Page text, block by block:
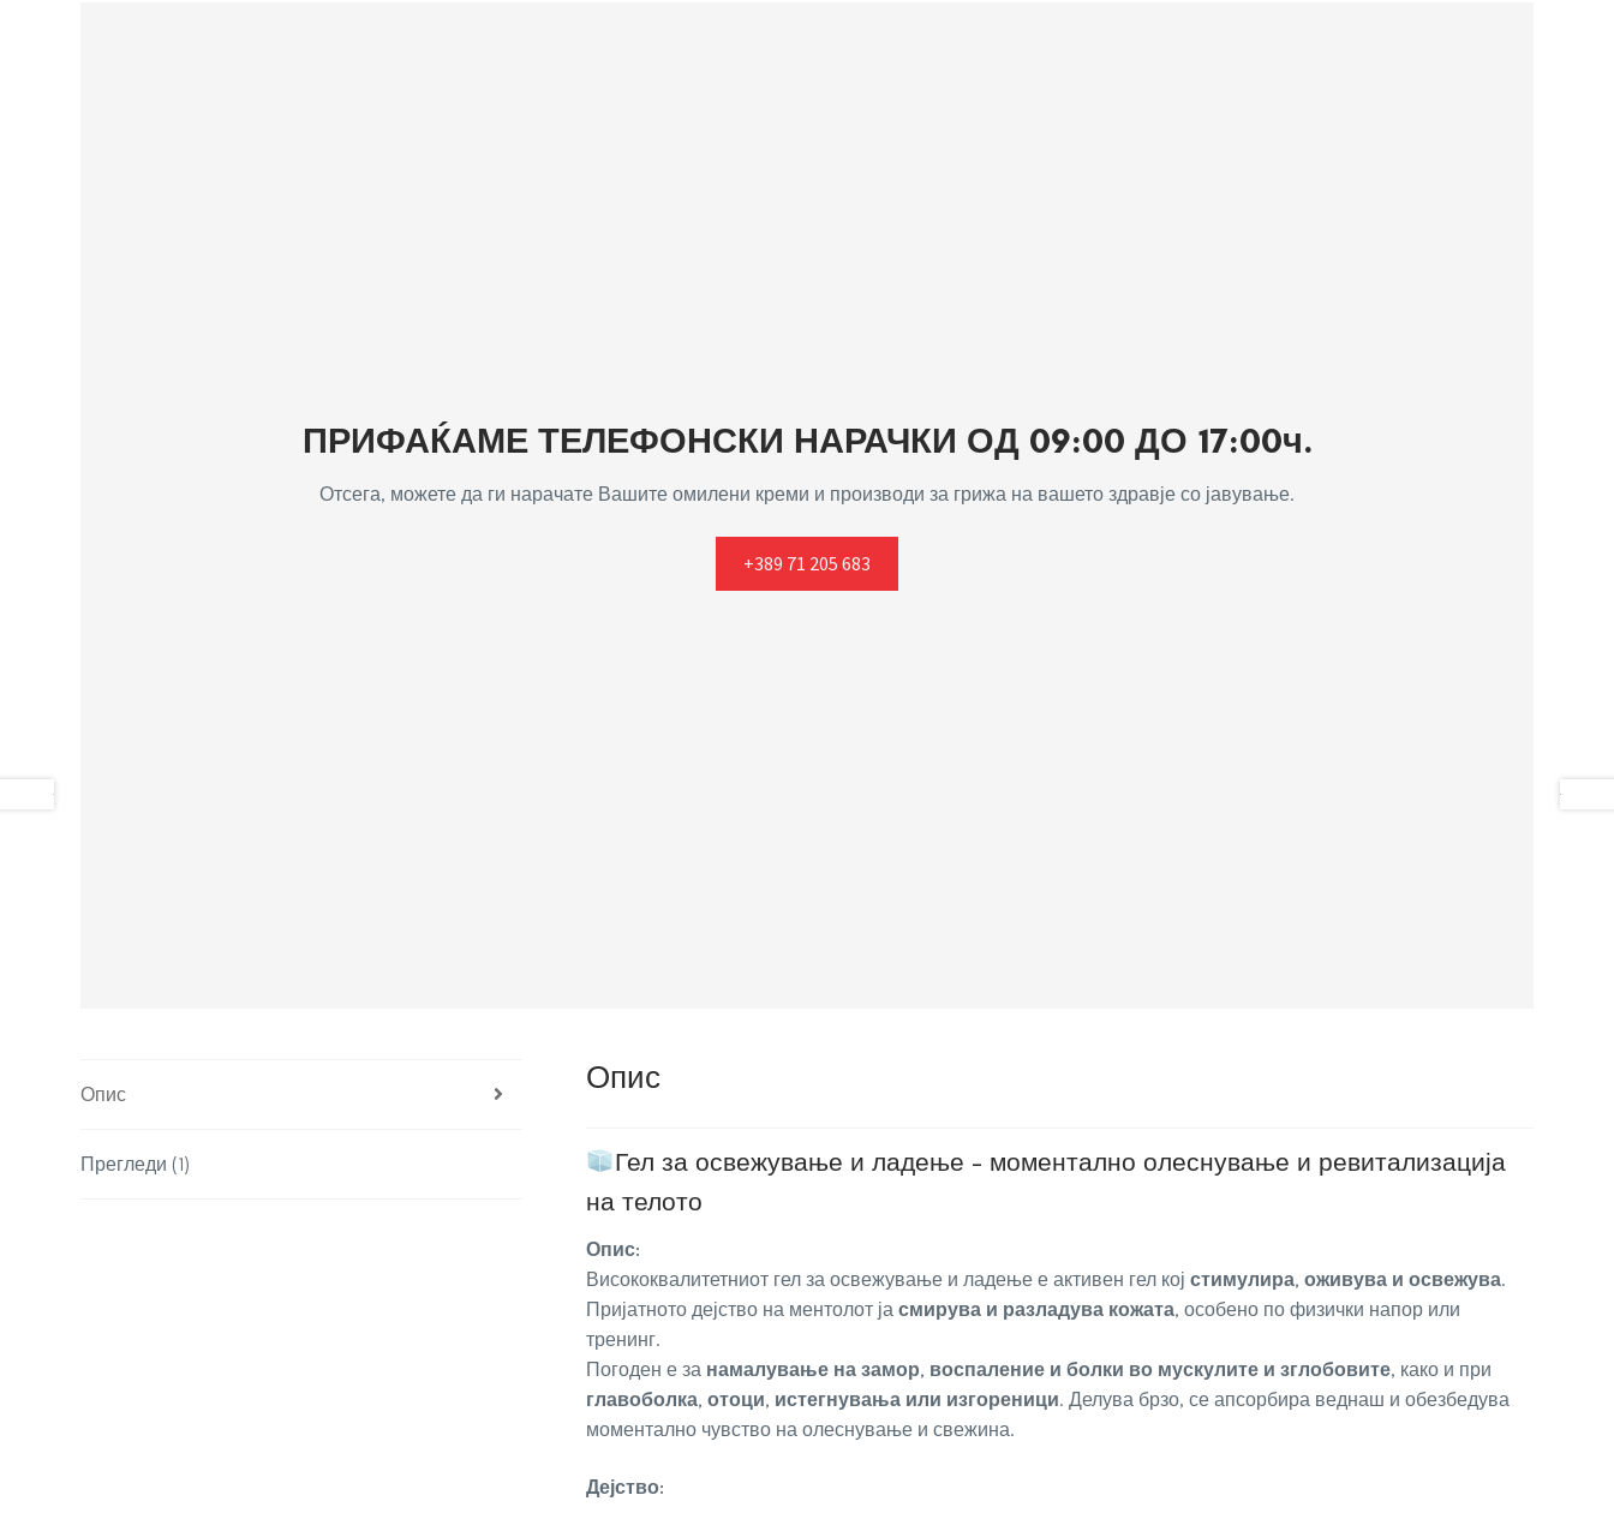
ПРИФАЌАМЕ ТЕЛЕФОНСКИ НАРАЧКИ ОД 09:00 ДО 17:00ч.
Отсега, можете да ги нарачате Вашите омилени креми и производи за грижа на вашето здравје со јавување.
+389 71 205 683
Опис
Прегледи (1)
Опис
Гел за освежување и ладење – моментално олеснување и ревитализација
на телото
Опис:
Висококвалитетниот гел за освежување и ладење е активен гел кој стимулира, оживува и освежува.
Пријатното дејство на ментолот ја смирува и разладува кожата, особено по физички напор или
тренинг.
Погоден е за намалување на замор, воспаление и болки во мускулите и зглобовите, како и при
главоболка, отоци, истегнувања или изгореници. Делува брзо, се апсорбира веднаш и обезбедува
моментално чувство на олеснување и свежина.
Дејство: